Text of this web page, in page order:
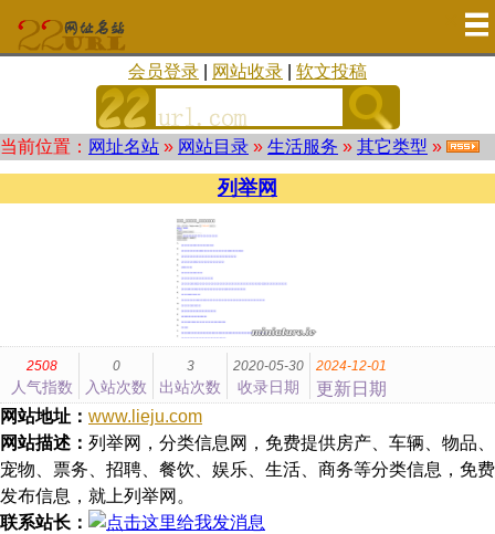
会员登录 网站收录 软文投稿
当前位置： 网址名站 » 网站目录 » 生活服务 » 其它类型 »
列举网
2508
人气指数
0
入站次数
3
出站次数
2020-05-30
收录日期
2024-12-01
更新日期
网站地址： www.lieju.com
网站描述： 列举网，分类信息网，免费提供房产、车辆、物品、
宠物、票务、招聘、餐饮、娱乐、生活、商务等分类信息，免费
发布信息，就上列举网。
联系站长：